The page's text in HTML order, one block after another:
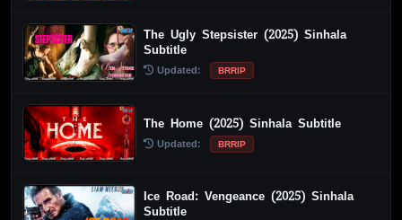
The Ugly Stepsister (2025) Sinhala
Subtitle
Updated: BRRIP
The Home (2025) Sinhala Subtitle
Updated: BRRIP
Ice Road: Vengeance (2025) Sinhala
Subtitle